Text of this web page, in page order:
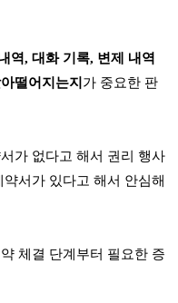
역, 대화 기록, 변제 내역
떨어지는지가 중요한 판
가 없다고 해서 권리 행사
서가 있다고 해서 안심해
체결 단계부터 필요한 증